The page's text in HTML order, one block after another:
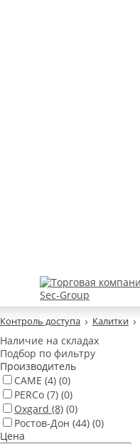
Контроль доступа Калитки
Наличие на складах
Подбор по фильтру
Производитель
CAME (4) (0)
PERCo (7) (0)
Oxgard (8) (0)
Ростов-Дон (44) (0)
Цена